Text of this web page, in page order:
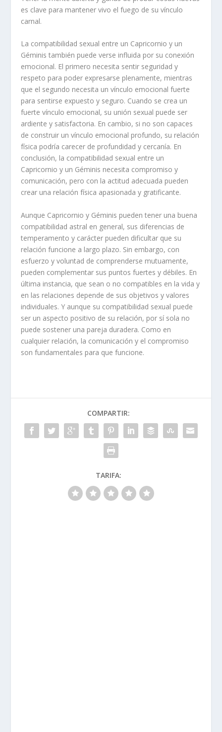
es clave para mantener vivo el fuego de su vínculo
carnal.
La compatibilidad sexual entre un Capricornio y un
Géminis también puede verse influida por su conexión
emocional. El primero necesita sentir seguridad y
respeto para poder expresarse plenamente, mientras
que el segundo necesita un vínculo emocional fuerte
para sentirse expuesto y seguro. Cuando se crea un
fuerte vínculo emocional, su unión sexual puede ser
ardiente y satisfactoria. En cambio, si no son capaces
de construir un vínculo emocional profundo, su relación
física podría carecer de profundidad y cercanía. En
conclusión, la compatibilidad sexual entre un
Capricornio y un Géminis necesita compromiso y
comunicación, pero con la actitud adecuada pueden
crear una relación física apasionada y gratificante.
Aunque Capricornio y Géminis pueden tener una buena
compatibilidad astral en general, sus diferencias de
temperamento y carácter pueden dificultar que su
relación funcione a largo plazo. Sin embargo, con
esfuerzo y voluntad de comprenderse mutuamente,
pueden complementar sus puntos fuertes y débiles. En
última instancia, que sean o no compatibles en la vida y
en las relaciones depende de sus objetivos y valores
individuales. Y aunque su compatibilidad sexual puede
ser un aspecto positivo de su relación, por sí sola no
puede sostener una pareja duradera. Como en
cualquier relación, la comunicación y el compromiso
son fundamentales para que funcione.
COMPARTIR:
TARIFA: